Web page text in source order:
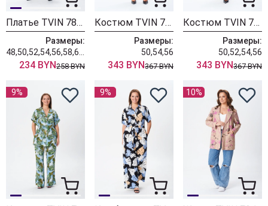
Платье TVIN 7875 черный
Размеры:
234 BYN258 BYN
Костюм TVIN 7868 шоколад
Размеры:
50,54,56
343 BYN367 BYN
Костюм TVIN 7868 кофе с молоком
Размеры:
50,52,54,56
343 BYN367 BYN
9% 9% 10%